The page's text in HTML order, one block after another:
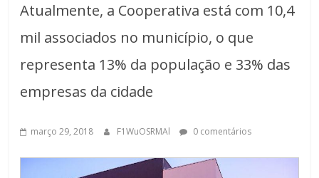
Atualmente, a Cooperativa está com 10,4
mil associados no município, o que
representa 13% da população e 33% das
empresas da cidade
março 29, 2018 F1WuOSRMAl 0 comentários